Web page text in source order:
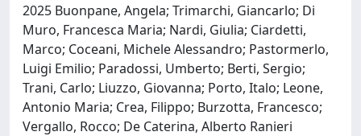
2025 Buonpane, Angela; Trimarchi, Giancarlo; Di
Muro, Francesca Maria; Nardi, Giulia; Ciardetti,
Marco; Coceani, Michele Alessandro; Pastormerlo,
Luigi Emilio; Paradossi, Umberto; Berti, Sergio;
Trani, Carlo; Liuzzo, Giovanna; Porto, Italo; Leone,
Antonio Maria; Crea, Filippo; Burzotta, Francesco;
Vergallo, Rocco; De Caterina, Alberto Ranieri